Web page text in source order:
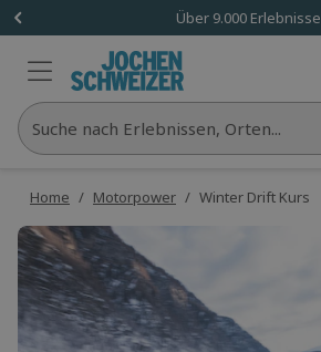
Über 9.000 Erlebnisse
Suche nach Erlebnissen, Orten...
Home / Motorpower / Winter Drift Kurs